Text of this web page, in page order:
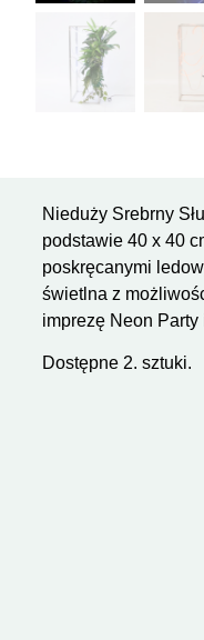
Nieduży Srebrny
podstawie 40 x 40
poskręcanymi
świetlna z
imprezę Neon
Dostępne 2. sztuki.